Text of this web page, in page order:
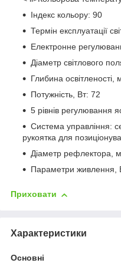
Індекс кольору: 90
Термін експлуатації
Електронне
Діаметр світлового
Глибина
Потужність, Вт: 72
5 рівнів регулювання
Система управління:
рукоятка для
Діаметр рефлектора,
Параметри живлення,
Приховати
Характеристики
Основні